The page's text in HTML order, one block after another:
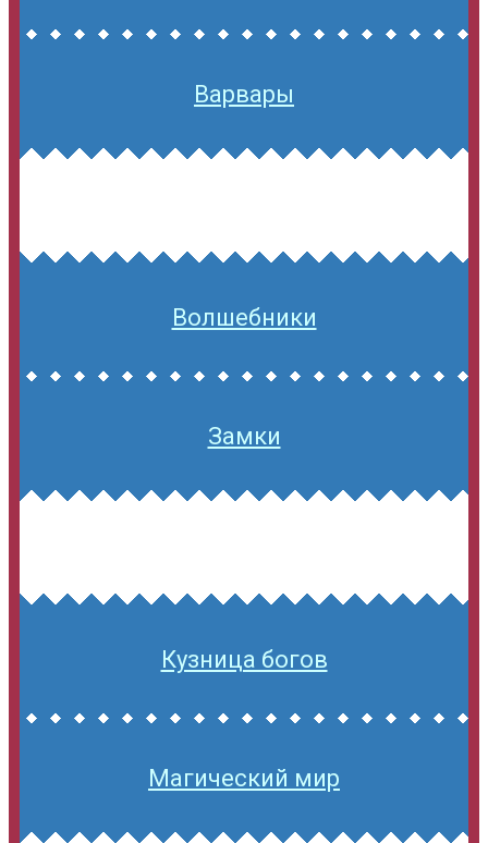
Варвары
Волшебники
Замки
Кузница богов
Магический мир